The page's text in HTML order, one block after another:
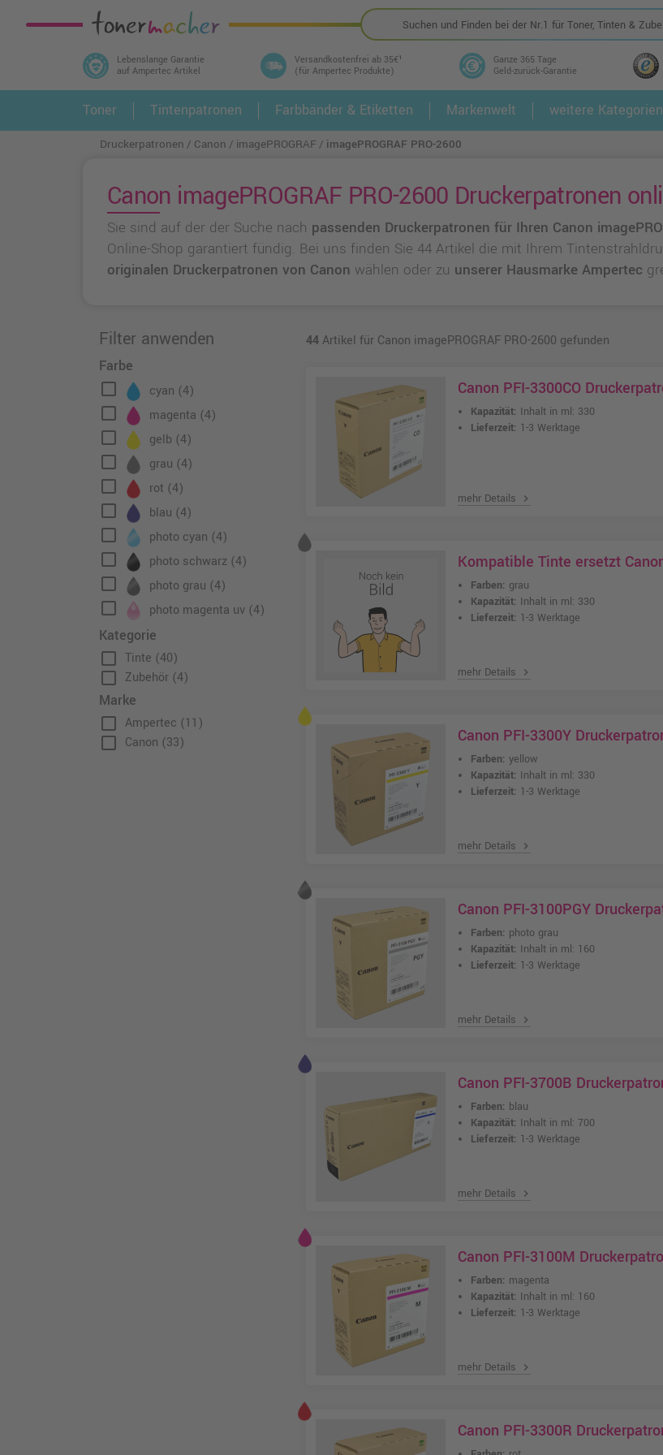
Lebenslange Garantie
auf Ampertec Artikel
Versandkostenfrei ab 35€¹
(für Ampertec Produkte)
Ganze 365 Tage
Geld-zurück-Garantie
In 3 einfachen Schritten ihr Druckermodell
und alle dazu passenden Artikel finden ➤ 1. 2.
Toner Tintenpatronen Farbbänder & Etiketten Markenwelt weitere Kategorien
Druckerpatronen Canon imagePROGRAF imagePROGRAF PRO-2600
Canon imagePROGRAF PRO-2600 Druckerpatronen
Sie sind auf der der Suche nach passenden Druckerpatronen für Ihren Canon
Online-Shop garantiert fündig. Bei uns finden Sie 44 Artikel die mit Ihrem
originalen Druckerpatronen von Canon wählen oder zu unserer Hausmarke Ampertec
Filter anwenden
Farbe
check_box_outline_blank cyan (4)
check_box_outline_blank magenta (4)
check_box_outline_blank gelb (4)
check_box_outline_blank grau (4)
check_box_outline_blank rot (4)
check_box_outline_blank blau (4)
check_box_outline_blank photo cyan (4)
check_box_outline_blank photo schwarz (4)
check_box_outline_blank photo grau (4)
check_box_outline_blank photo magenta uv (4)
Kategorie
check_box_outline_blank Tinte (40)
check_box_outline_blank Zubehör (4)
Marke
check_box_outline_blank Ampertec (11)
check_box_outline_blank Canon (33)
44Artikel für Canon imagePROGRAF PRO-2600 gefunden
Canon PFI-3300CO
Kapazität: Inhalt in ml: 330
Lieferzeit: 1-3 Werktage
mehr Details chevron_right
Kompatible Tinte ersetzt
Farben: grau
Kapazität: Inhalt in ml: 330
Lieferzeit: 1-3 Werktage
mehr Details chevron_right
Canon PFI-3300Y
Farben: yellow
Kapazität: Inhalt in ml: 330
Lieferzeit: 1-3 Werktage
mehr Details chevron_right
Canon PFI-3100PGY
Farben: photo grau
Kapazität: Inhalt in ml: 160
Lieferzeit: 1-3 Werktage
mehr Details chevron_right
Canon PFI-3700B
Farben: blau
Kapazität: Inhalt in ml: 700
Lieferzeit: 1-3 Werktage
mehr Details chevron_right
Canon PFI-3100M
Farben: magenta
Kapazität: Inhalt in ml: 160
Lieferzeit: 1-3 Werktage
mehr Details chevron_right
Canon PFI-3300R